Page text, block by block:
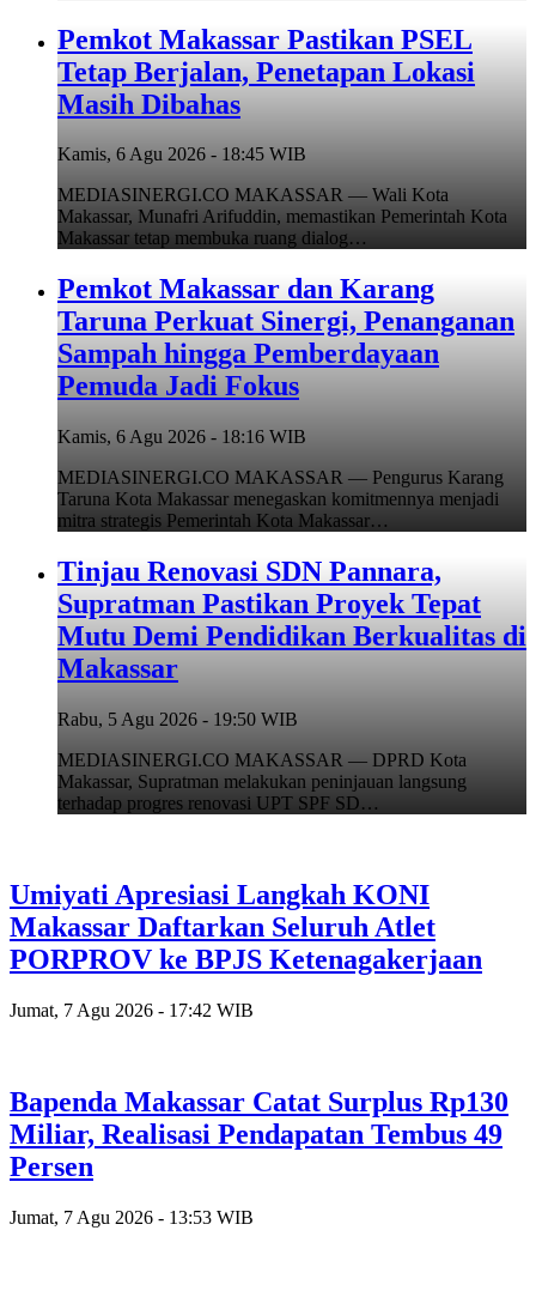
Pemkot Makassar Pastikan PSEL
Tetap Berjalan, Penetapan Lokasi
Masih Dibahas
Kamis, 6 Agu 2026 - 18:45 WIB
MEDIASINERGI.CO MAKASSAR — Wali Kota
Makassar, Munafri Arifuddin, memastikan Pemerintah Kota
Makassar tetap membuka ruang dialog…
Pemkot Makassar dan Karang
Taruna Perkuat Sinergi, Penanganan
Sampah hingga Pemberdayaan
Pemuda Jadi Fokus
Kamis, 6 Agu 2026 - 18:16 WIB
MEDIASINERGI.CO MAKASSAR — Pengurus Karang
Taruna Kota Makassar menegaskan komitmennya menjadi
mitra strategis Pemerintah Kota Makassar…
Tinjau Renovasi SDN Pannara,
Supratman Pastikan Proyek Tepat
Mutu Demi Pendidikan Berkualitas di
Makassar
Rabu, 5 Agu 2026 - 19:50 WIB
MEDIASINERGI.CO MAKASSAR — DPRD Kota
Makassar, Supratman melakukan peninjauan langsung
terhadap progres renovasi UPT SPF SD…
Umiyati Apresiasi Langkah KONI
Makassar Daftarkan Seluruh Atlet
PORPROV ke BPJS Ketenagakerjaan
Jumat, 7 Agu 2026 - 17:42 WIB
Bapenda Makassar Catat Surplus Rp130
Miliar, Realisasi Pendapatan Tembus 49
Persen
Jumat, 7 Agu 2026 - 13:53 WIB